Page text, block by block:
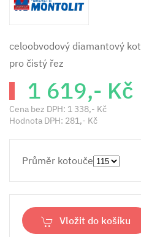
celoobvodový diamantový
pro čistý řez
1 619,- Kč
Cena bez DPH: 1 338,- Kč
Hodnota DPH: 281,- Kč
Průměr kotouče
Vložit do košíku